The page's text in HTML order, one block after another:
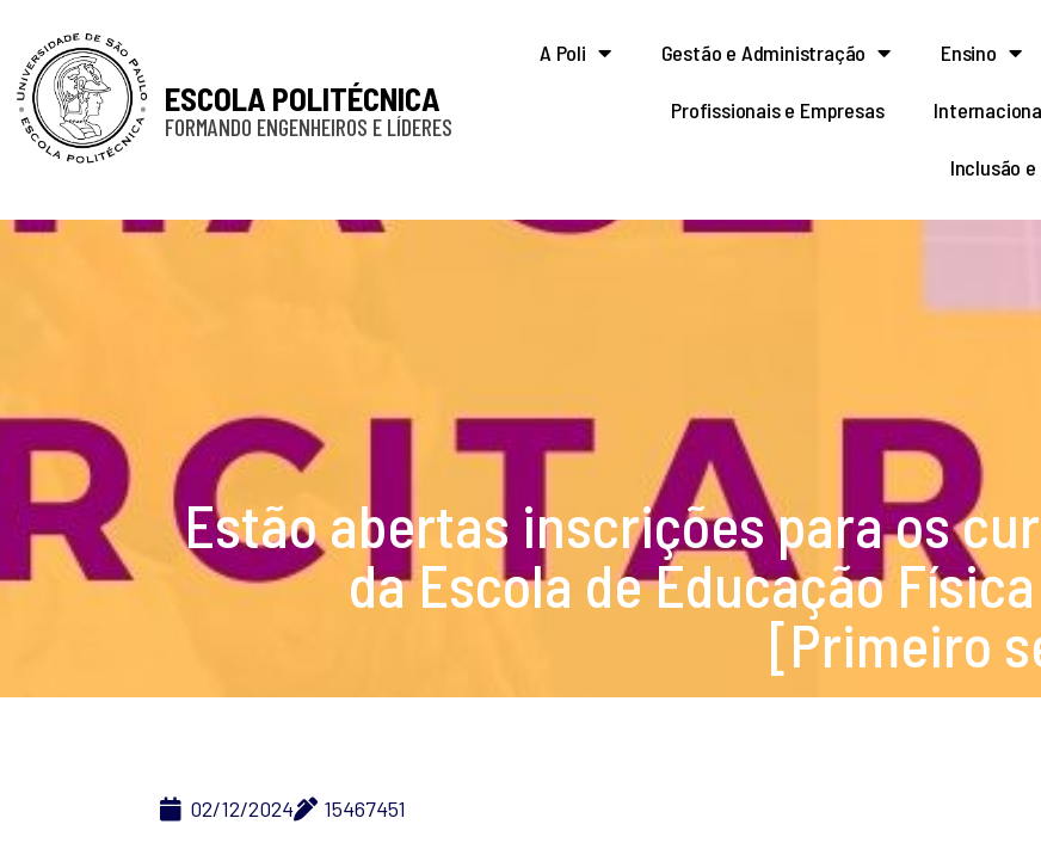
ESCOLA POLITÉCNICA
FORMANDO ENGENHEIROS E LÍDERES
A Poli Gestão e Administração Ensino
Profissionais e Empresas
Inclusão
Estão abertas inscrições para os
da Escola de Educação
[Primeiro
02/12/2024 15467451